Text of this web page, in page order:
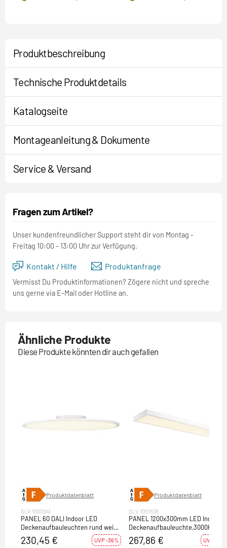
Produktbeschreibung
Technische Produktdetails
Katalogseite
Montageanleitung & Dokumente
Service & Versand
Fragen zum Artikel?
Unser kundenfreundlicher Support steht dir von Montag -
Freitag 10:00 - 13:00 Uhr zur Verfügung.
Kontakt / Hilfe Produktanfrage
Vermisst Du Produktinformationen? Zögere nicht und spreche
uns gerne via E-Mail oder Hotline an.
Ähnliche Produkte
Diese Produkte könnten dir auch gefallen
Produktdatenblatt
SLV 1003041
PANEL 60 DALI Indoor LED
Deckenaufbauleuchten rund weiß
4000K
230,45 € UVP -36%
Produktdatenblatt
SLV 1001505
PANEL 1200x300mm LED Indoor
Deckenaufbauleuchte,3000K,
267,86 € UVP -21%